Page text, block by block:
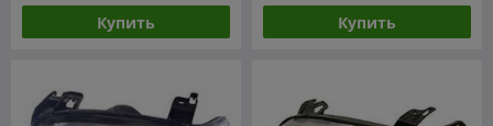
Купить Купить